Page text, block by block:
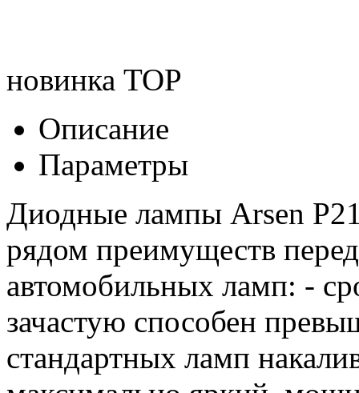
новинка TOP
Описание
Параметры
Диодные лампы Arsen
рядом преимуществ
автомобильных ламп: -
зачастую способен
стандартных ламп